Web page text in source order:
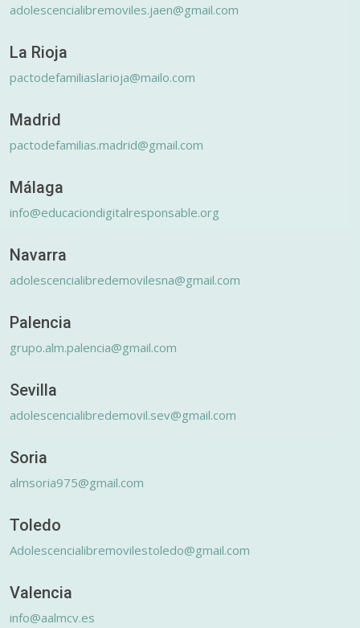
adolescencialibremoviles.jaen@gmail.com
La Rioja
pactodefamiliaslarioja@mailo.com
Madrid
pactodefamilias.madrid@gmail.com
Málaga
info@educaciondigitalresponsable.org
Navarra
adolescencialibredemovilesna@gmail.com
Palencia
grupo.alm.palencia@gmail.com
Sevilla
adolescencialibredemovil.sev@gmail.com
Soria
almsoria975@gmail.com
Toledo
Adolescencialibremovilestoledo@gmail.com
Valencia
info@aalmcv.es